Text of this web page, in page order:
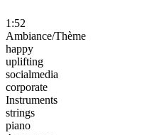
1:52
Ambiance/Thème
happy
uplifting
socialmedia
corporate
Instruments
strings
piano